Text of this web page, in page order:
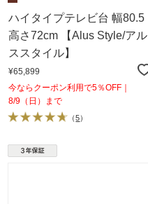
ハイタイプテレビ台 幅80.5
高さ72cm 【Alus Style/アル
ススタイル】
¥65,899
今ならクーポン利用で5％OFF｜
8/9（日）まで
（5）